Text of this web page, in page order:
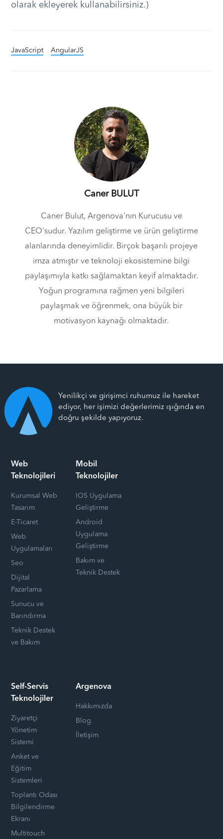
olarak ekleyerek kullanabilirsiniz.)
JavaScript AngularJS
Caner BULUT
Caner Bulut, Argenova'nın Kurucusu ve
CEO'sudur. Yazılım geliştirme ve ürün geliştirme
alanlarında deneyimlidir. Birçok başarılı projeye
imza atmıştır ve teknoloji ekosistemine bilgi
paylaşımıyla katkı sağlamaktan keyif almaktadır.
Yoğun programına rağmen yeni bilgileri
paylaşmak ve öğrenmek, ona büyük bir
motivasyon kaynağı olmaktadır.
Yenilikçi ve girişimci ruhumuz ile hareket
ediyor, her işimizi değerlerimiz ışığında en
doğru şekilde yapıyoruz.
Web
Teknolojileri
Kurumsal Web
Tasarım
E-Ticaret
Web
Uygulamaları
Seo
Dijital
Pazarlama
Sunucu ve
Barındırma
Teknik Destek
ve Bakım
Mobil
Teknolojiler
IOS Uygulama
Geliştirme
Android
Uygulama
Geliştirme
Bakım ve
Teknik Destek
Self-Servis
Teknolojiler
Ziyaretçi
Yönetim
Sistemi
Anket ve
Eğitim
Sistemleri
Toplantı Odası
Bilgilendirme
Ekranı
Multitouch
Argenova
Hakkımızda
Blog
İletişim